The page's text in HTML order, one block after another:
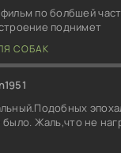
по болбшей
поднимет
СОБАК
было. Жаль,что не